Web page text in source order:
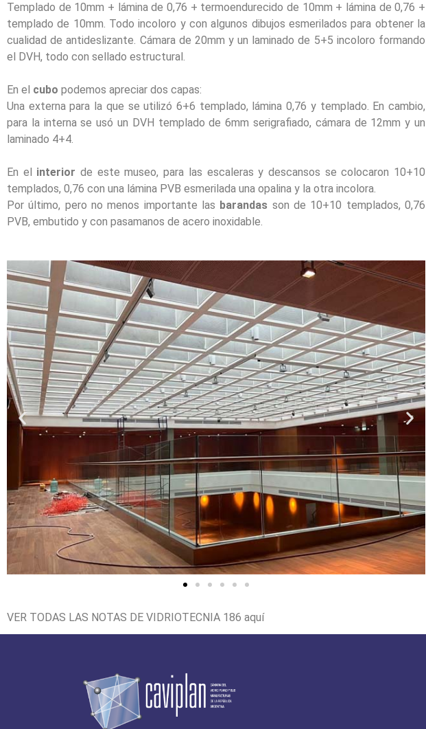
Templado de 10mm + lámina de 0,76 + termoendurecido de 10mm + lámina de 0,76 +
templado de 10mm. Todo incoloro y con algunos dibujos esmerilados para obtener la
cualidad de antideslizante. Cámara de 20mm y un laminado de 5+5 incoloro formando
el DVH, todo con sellado estructural.
En el cubo podemos apreciar dos capas:
Una externa para la que se utilizó 6+6 templado, lámina 0,76 y templado. En cambio,
para la interna se usó un DVH templado de 6mm serigrafiado, cámara de 12mm y un
laminado 4+4.
En el interior de este museo, para las escaleras y descansos se colocaron 10+10
templados, 0,76 con una lámina PVB esmerilada una opalina y la otra incolora.
Por último, pero no menos importante las barandas son de 10+10 templados, 0,76
PVB, embutido y con pasamanos de acero inoxidable.
VER TODAS LAS NOTAS DE VIDRIOTECNIA 186 aquí